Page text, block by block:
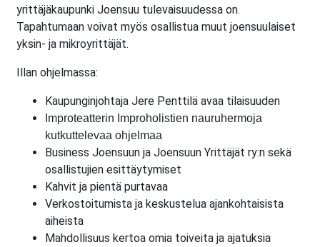
yrittäjäkaupunki Joensuu tulevaisuudessa on.
Tapahtumaan voivat myös osallistua muut joensuulaiset
yksin- ja mikroyrittäjät.
Illan ohjelmassa:
Kaupunginjohtaja Jere Penttilä avaa tilaisuuden
Improteatterin Improholistien nauruhermoja
kutkuttelevaa ohjelmaa
Business Joensuun ja Joensuun Yrittäjät ry:n sekä
osallistujien esittäytymiset
Kahvit ja pientä purtavaa
Verkostoitumista ja keskustelua ajankohtaisista
aiheista
Mahdollisuus kertoa omia toiveita ja ajatuksia